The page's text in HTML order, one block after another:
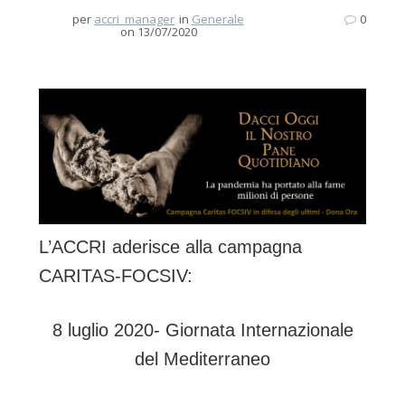
per accri_manager in Generale
on 13/07/2020
0
L’ACCRI aderisce alla campagna
CARITAS-FOCSIV:
8 luglio 2020- Giornata Internazionale
del Mediterraneo